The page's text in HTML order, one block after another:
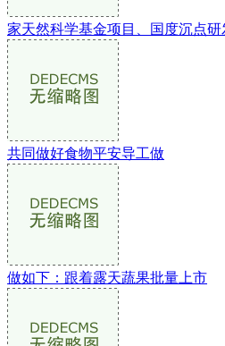
家天然科学基金项目、国度沉点研
共同做好食物平安导工做
做如下：跟着露天蔬果批量上市